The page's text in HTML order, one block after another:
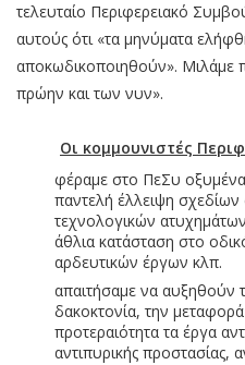
τελευταίο Περιφερειακό
αυτούς ότι «τα μηνύματα
αποκωδικοποιηθούν». Μιλάμε
πρώην και των νυν».
Οι κομμουνιστές
φέραμε στο ΠεΣυ
παντελή έλλειψη σχεδίων
τεχνολογικών
άθλια κατάσταση στο
αρδευτικών έργων κλπ.
απαιτήσαμε να αυξηθούν
δακοκτονία, την
προτεραιότητα τα έργα
αντιπυρικής προστασίας,